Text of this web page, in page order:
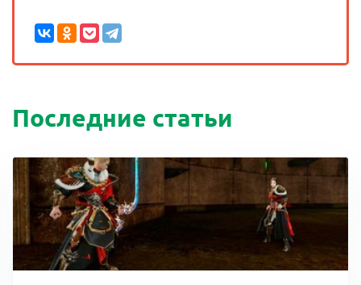
Последние статьи